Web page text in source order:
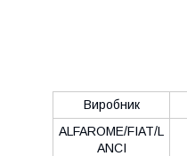
Виробник
ALFAROME/FIAT/L
ANCI